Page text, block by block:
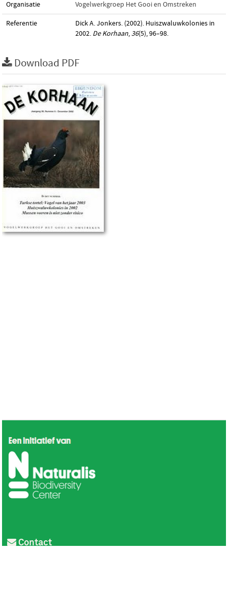
Organisatie Vogelwerkgroep Het Gooi en Omstreken
Referentie
Dick A. Jonkers. (2002). Huiszwaluwkolonies in
2002. De Korhaan, 36(5), 96–98.
Download PDF
Contact